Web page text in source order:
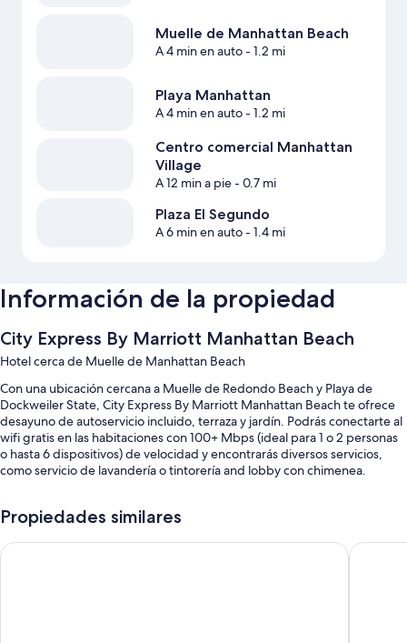
Muelle de Manhattan Beach
A 4 min en auto- 1.2 mi
Playa Manhattan
A 4 min en auto- 1.2 mi
Centro comercial Manhattan
Village
A 12 min a pie- 0.7 mi
Plaza El Segundo
A 6 min en auto- 1.4 mi
Información de la propiedad
City Express By Marriott Manhattan Beach
Hotel cerca de Muelle de Manhattan Beach
Con una ubicación cercana a Muelle de Redondo Beach y Playa de
Dockweiler State, City Express By Marriott Manhattan Beach te ofrece
desayuno de autoservicio incluido, terraza y jardín. Podrás conectarte al
wifi gratis en las habitaciones con 100+ Mbps (ideal para 1 o 2 personas
o hasta 6 dispositivos) de velocidad y encontrarás diversos servicios,
como servicio de lavandería o tintorería and lobby con chimenea.
Estacionamiento (con cargo), estación de carga para vehículos
eléctricos y check-out exprés
Propiedades similares
Belamar Hotel Manhattan Beach, Tapestry Collection by